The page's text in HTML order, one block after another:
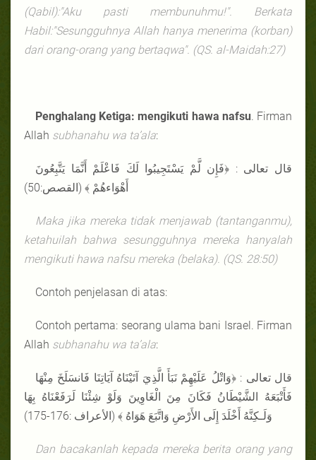
(Qabil):"Aku pasti membunuhmu!". Berkata
Habil:"Sesungguhnya Allah hanya menerima (korban)
dari orang-orang yang bertaqwa". (QS. al-Maidah:27)
Penghalang Ketiga: mengikuti hawa nafsu. Firman
Allah subhanahu wa ta’ala:
قال تعالى : ﴿فَإِن لَّمْ يَسْتَجِيبُوا لَكَ فَاعْلَمْ أَنَّمَا يَتَّبِعُونَ
أَهْوَاءهُمْ ﴾ (القصص:50)
Maka jika mereka tidak menjawab (tantanganmu),
ketahuilah bahwa sesungguhnya mereka hanyalah
mengikuti hawa nafsu mereka (belaka). (QS. 28:50)
Contoh penjelasan di atas:
Contoh pertama: seorang ulama bani Israel. Firman
Allah subhanahu wa ta’ala:
قال تعالى : ﴿وَاتْلُ عَلَيْهِمْ نَبَأَ الَّذِيَ آتَيْنَاهُ آيَاتِنَا فَانسَلَخَ مِنْهَا
فَأَتْبَعَهُ الشَّيْطَانُ فَكَانَ مِنَ الْغَاوِينَ وَلَوْ شِئْنَا لَرَفَعْنَاهُ بِهَا
وَلَـكِنَّهُ أَخْلَدَ إِلَى الأَرْضِ وَاتَّبَعَ هَوَاهُ ﴾ (الأعراف :176-175)
Dan bacakanlah kepada mereka berita orang yang